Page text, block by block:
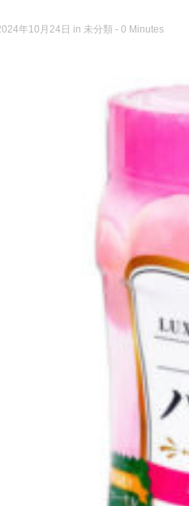
年10月24日 in 未分類 - 0 Minutes